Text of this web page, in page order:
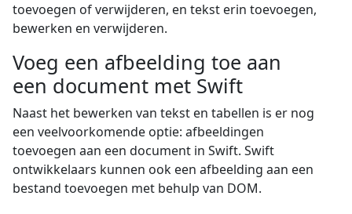
toevoegen of verwijderen, en tekst erin toevoegen,
bewerken en verwijderen.
Voeg een afbeelding toe aan
een document met Swift
Naast het bewerken van tekst en tabellen is er nog
een veelvoorkomende optie: afbeeldingen
toevoegen aan een document in Swift. Swift
ontwikkelaars kunnen ook een afbeelding aan een
bestand toevoegen met behulp van DOM.